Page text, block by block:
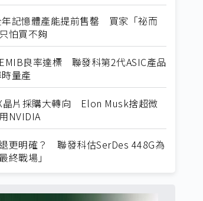
記憶體產能提前售罄 買家「祕而
怕買不夠
良率達標 聯發科第2代ASIC產品
量產
晶片採購大轉向 Elon Musk捨超微
NVIDIA
更明確？ 聯發科估SerDes 448G為
終戰場」